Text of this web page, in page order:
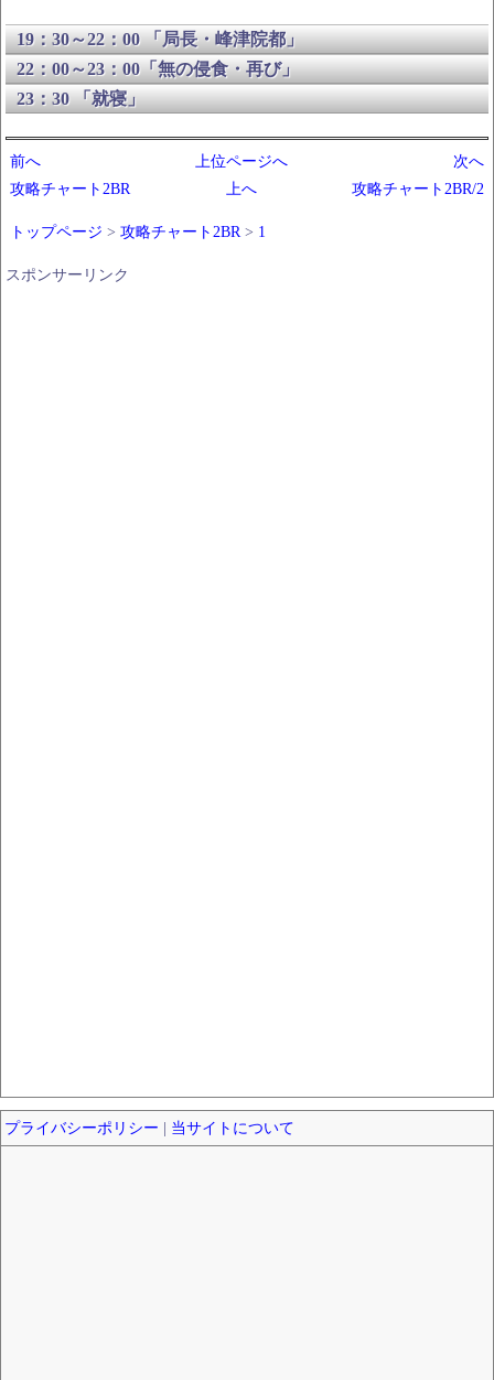
19：30～22：00 「局長・峰津院都」
22：00～23：00「無の侵食・再び」
23：30 「就寝」
前へ
攻略チャート2BR
次へ
攻略チャート2BR/2
上位ページへ
上へ
トップページ >攻略チャート2BR> 1
スポンサーリンク
プライバシーポリシー 当サイトについて